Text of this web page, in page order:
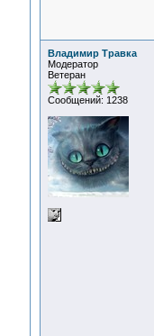
Владимир Травка
Модератор
Ветеран
Сообщений: 1238